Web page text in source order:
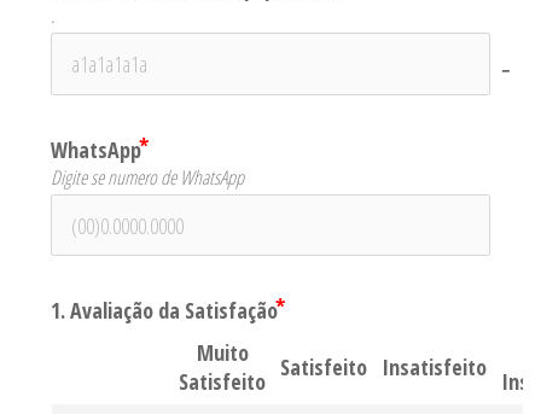
.
no-
WhatsApp
Digite se numero de WhatsApp
1. Avaliação da Satisfação
Muito
Satisfeito Satisfeito Insatisfeito